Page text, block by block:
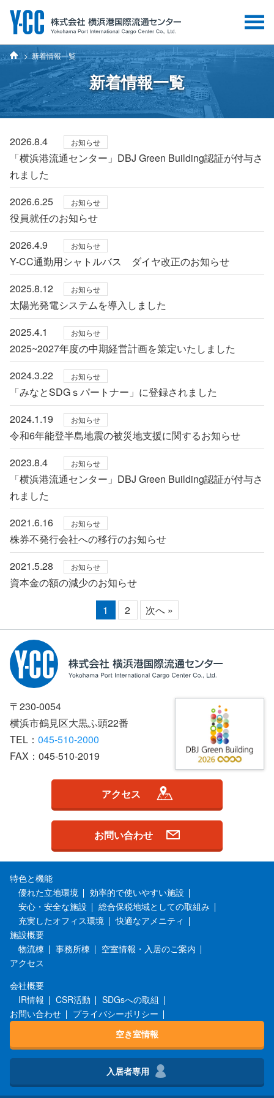
新着情報一覧
新着情報一覧
2026.8.4 お知らせ
「横浜港流通センター」DBJ Green Building認証が付与さ
れました
2026.6.25
お知らせ
役員就任のお知らせ
2026.4.9
お知らせ
Y-CC通勤用シャトルバス ダイヤ改正のお知らせ
2025.8.12
お知らせ
太陽光発電システムを導入しました
2025.4.1
お知らせ
2025~2027年度の中期経営計画を策定いたしました
2024.3.22
お知らせ
「みなとSDGｓパートナー」に登録されました
2024.1.19
お知らせ
令和6年能登半島地震の被災地支援に関するお知らせ
2023.8.4
お知らせ
「横浜港流通センター」DBJ Green Building認証が付与さ
れました
2021.6.16
お知らせ
株券不発行会社への移行のお知らせ
2021.5.28
お知らせ
資本金の額の減少のお知らせ
1
2 次へ »
〒230-0054
横浜市鶴見区大黒ふ頭22番
TEL： 045-510-2000
FAX：045-510-2019
アクセス
お問い合わせ
特色と機能
優れた立地環境
効率的で使いやすい施設
安心・安全な施設
総合保税地域としての取組み
充実したオフィス環境
快適なアメニティ
施設概要
物流棟
事務所棟
空室情報・入居のご案内
アクセス
会社概要
IR情報
CSR活動
SDGsへの取組
お問い合わせ
プライバシーポリシー
空き室情報
入居者専用